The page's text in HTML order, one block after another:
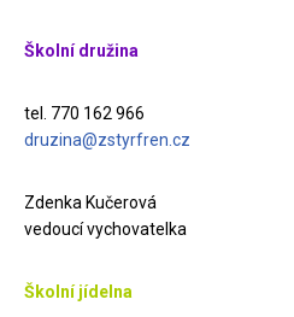
Školní družina
tel. 770 162 966
druzina@zstyrfren.cz
Zdenka Kučerová
vedoucí vychovatelka
Školní jídelna